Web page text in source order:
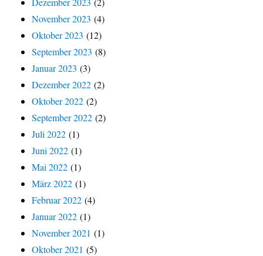
November 2023 (4)
Oktober 2023 (12)
September 2023 (8)
Januar 2023 (3)
Dezember 2022 (2)
Oktober 2022 (2)
September 2022 (2)
Juli 2022 (1)
Juni 2022 (1)
Mai 2022 (1)
März 2022 (1)
Februar 2022 (4)
Januar 2022 (1)
November 2021 (1)
Oktober 2021 (5)